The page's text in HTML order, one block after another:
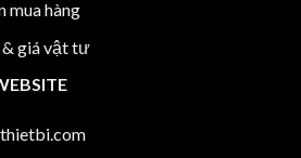
mua hàng
giá vật tư